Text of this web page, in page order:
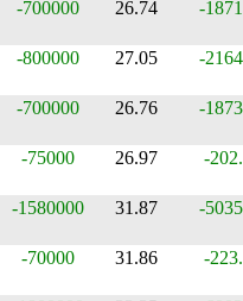
-700000 26.74 -
-800000 27.05 -
-700000 26.76 -
-75000 26.97 -
-1580000 31.87 -
-70000 31.86 -